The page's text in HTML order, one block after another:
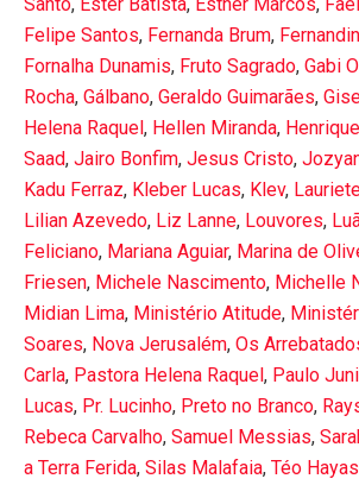
Felipe Santos, Fernanda Brum,
Fornalha Dunamis, Fruto Sagrado, Gabi
Rocha, Gálbano, Geraldo Guimarães,
Helena Raquel, Hellen Miranda,
Saad, Jairo Bonfim, Jesus Cristo,
Kadu Ferraz, Kleber Lucas, Klev,
Lilian Azevedo, Liz Lanne, Louvores,
Feliciano, Mariana Aguiar, Marina de
Friesen, Michele Nascimento, Michelle
Midian Lima, Ministério Atitude,
Soares, Nova Jerusalém, Os
Carla, Pastora Helena Raquel, Paulo
Lucas, Pr. Lucinho, Preto no Branco,
Rebeca Carvalho, Samuel Messias,
a Terra Ferida, Silas Malafaia, Téo